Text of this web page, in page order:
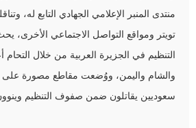
منتدى المنبر الإعلامي الجهادي التابع له،
تويتر ومواقع التواصل الاجتماعي الأخرى،
التنظيم في الجزيرة العربية من خلال
والشام واليمن، ووُضعت مقاطع مصورة على
سعوديين يقاتلون ضمن صفوف التنظيم